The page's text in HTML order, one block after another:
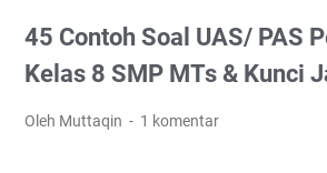
45 Contoh Soal UAS/ PAS
Kelas 8 SMP MTs & Kunci
Oleh Muttaqin 1 komentar